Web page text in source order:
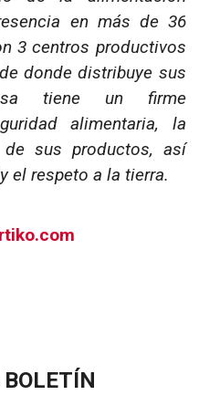
en más de 36
3 centros productivos
donde distribuye sus
tiene un firme
alimentaria, la
sus productos, así
el respeto a la tierra.